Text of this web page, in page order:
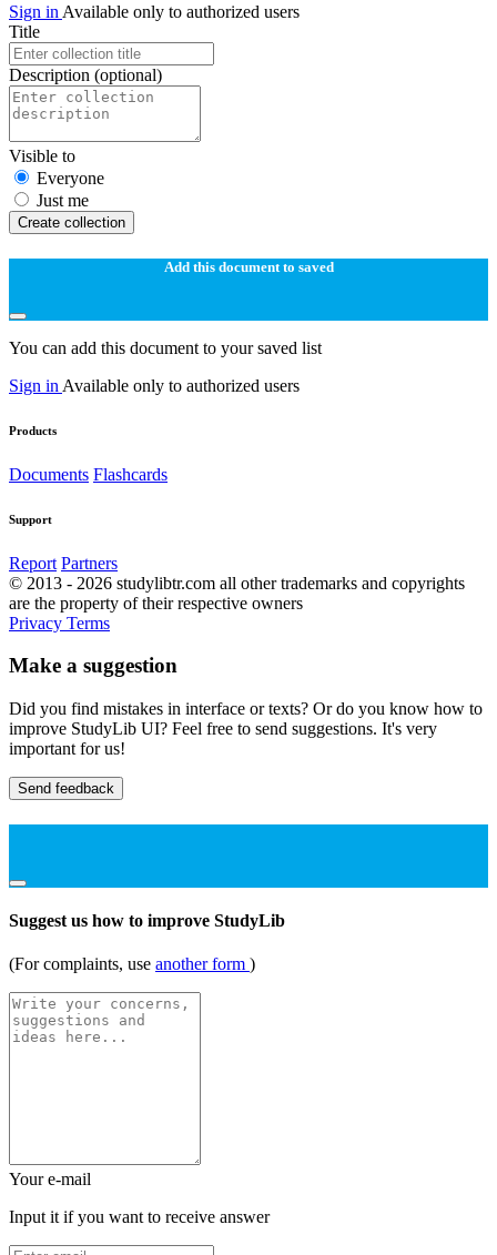
Sign in Available only to authorized users
Title
Description (optional)
Visible to
Everyone
Just me
Create collection
Add this document to saved
You can add this document to your saved list
Sign in Available only to authorized users
Products
Documents Flashcards
Support
Report Partners
© 2013 - 2026 studylibtr.com all other trademarks and copyrights
are the property of their respective owners
Privacy Terms
Make a suggestion
Did you find mistakes in interface or texts? Or do you know how to
improve StudyLib UI? Feel free to send suggestions. It's very
important for us!
Send feedback
Suggest us how to improve StudyLib
(For complaints, use another form )
Your e-mail
Input it if you want to receive answer